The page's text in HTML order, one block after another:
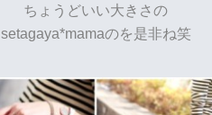
ちょうどいい大きさの
setagaya*mamaのを是非ね笑